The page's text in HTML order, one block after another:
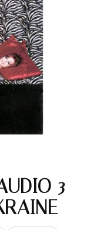
3